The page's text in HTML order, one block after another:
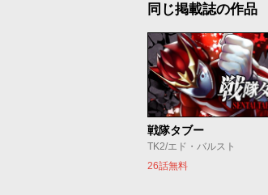
同じ掲載誌の作品
戦隊タブー
TK2/エド・バルスト
26話無料